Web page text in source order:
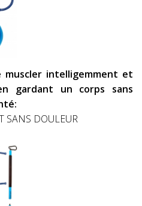
muscler intelligemment et
gardant un corps sans
SANS DOULEUR